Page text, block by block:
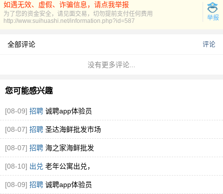
如遇无效、虚假、诈骗信息，请点我举报
为了您的资金安全，请见面交易，切勿提前支付任何费用
举报
http://www.suihuashi.net/information.php?id=587
全部评论 评论
没有更多评论...
您可能感兴趣
[08-09] 招聘 诚聘app体验员
[08-07] 招聘 圣达海鲜批发市场
[08-07] 招聘 海之家海鲜批发
[08-10] 出兑 老年公寓出兑，
[08-09] 招聘 诚聘app体验员